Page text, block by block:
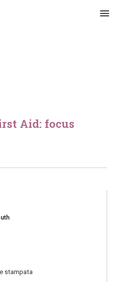
menu
Aid: focus
stampata